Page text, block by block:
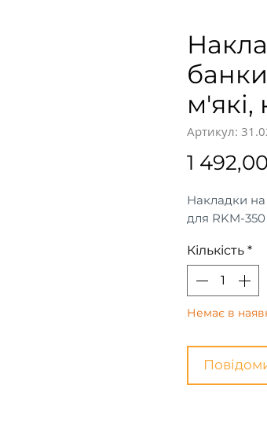
Артикул:
1
Накладки
для RKM-350
Кількість *
Немає в